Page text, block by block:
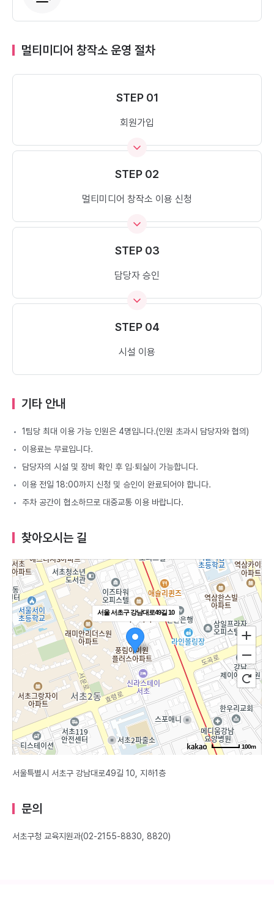
멀티미디어 창작소 운영 절차
STEP 01
회원가입
STEP 02
멀티미디어 창작소 이용 신청
STEP 03
담당자 승인
STEP 04
시설 이용
기타 안내
1팀당 최대 이용 가능 인원은 4명입니다.(인원 초과시 담당자와 협의)
이용료는 무료입니다.
담당자의 시설 및 장비 확인 후 입∙퇴실이 가능합니다.
이용 전일 18:00까지 신청 및 승인이 완료되어야 합니다.
주차 공간이 협소하므로 대중교통 이용 바랍니다.
찾아오시는 길
서울 서초구 강남대로49길 10
100m
서울특별시 서초구 강남대로49길 10, 지하1층
문의
서초구청 교육지원과(02-2155-8830, 8820)